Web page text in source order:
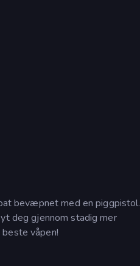
bevæpnet med en piggpistol.
deg gjennom stadig mer
våpen!